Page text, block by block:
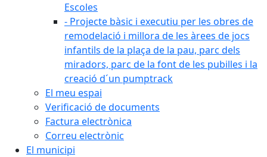
Escoles
- Projecte bàsic i executiu per les obres de
remodelació i millora de les àrees de jocs
infantils de la plaça de la pau, parc dels
miradors, parc de la font de les pubilles i la
creació d´un pumptrack
El meu espai
Verificació de documents
Factura electrònica
Correu electrònic
El municipi